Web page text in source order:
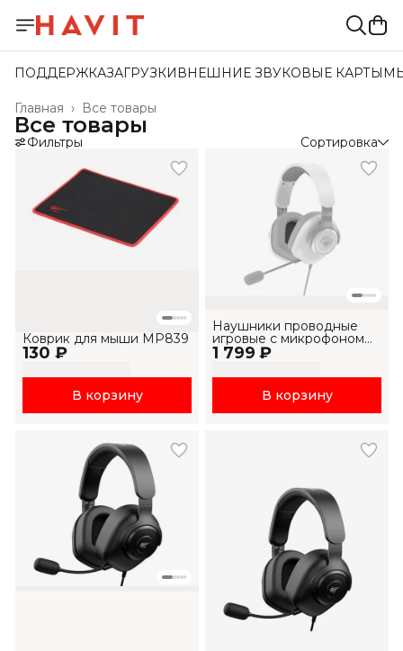
ПОДДЕРЖКАЗАГРУЗКИ ВНЕШНИЕ ЗВУКОВЫЕ КАРТЫ
Все товары
Главная ›
Все товары
Фильтры Сортировка
130 ₽
Коврик для мыши MP839
В корзину
1 799 ₽
Наушники проводные
игровые с микрофоном
H2230U
В корзину